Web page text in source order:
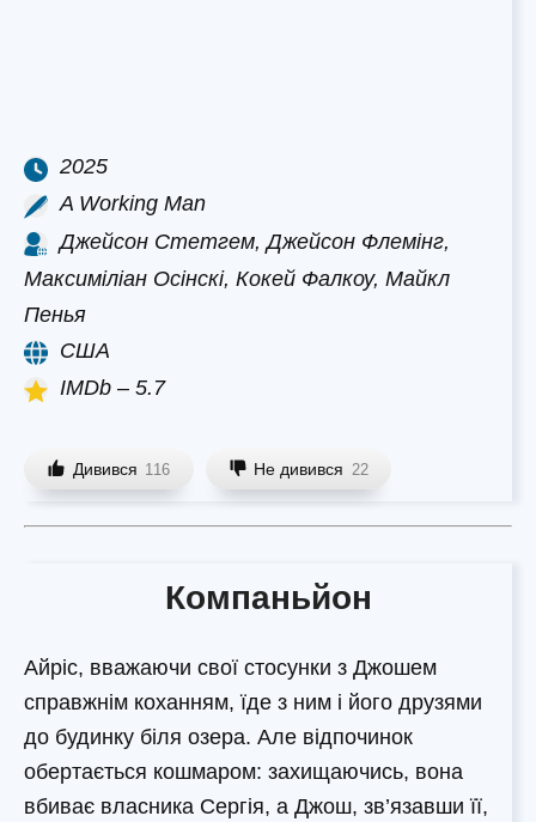
2025
A Working Man
Джейсон Стетгем, Джейсон Флемінг,
Максиміліан Осінскі, Кокей Фалкоу, Майкл
Пенья
США
IMDb – 5.7
Дивився 116 Не дивився 22
Компаньйон
Айріс, вважаючи свої стосунки з Джошем
справжнім коханням, їде з ним і його друзями
до будинку біля озера. Але відпочинок
обертається кошмаром: захищаючись, вона
вбиває власника Сергія, а Джош, зв’язавши її,